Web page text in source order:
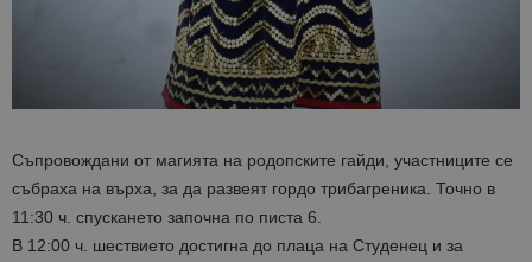
Съпровождани от магията на родопските гайди, участниците се
събраха на върха, за да развеят гордо трибагреника. Точно в
11:30 ч. спускането започна по писта 6.
В 12:00 ч. шествието достигна до плаца на Студенец и за